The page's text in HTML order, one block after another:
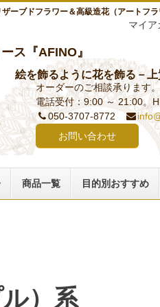
ブドフラワー＆高級造花（アートフラ
マイア
ス『AFINO』
絵を飾るように花を飾る－
オーダーのご相談承ります。
電話受付：9:00 ～ 21:00。
050-3707-8772
お問い合わせ
商品一覧 目的別おすすめ
）系